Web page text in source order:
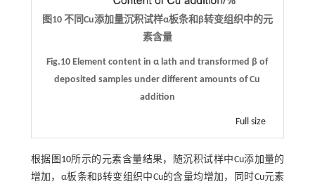
图10 不同Cu添加量沉积试样α板条和β转变组织中的元
素含量
Fig.10 Element content in α lath and transformed β of
deposited samples under different amounts of Cu
addition
Full size
根据 图10所示的元素含量结果，随沉积试样中Cu添加量的
增加，α板条和β转变组织中Cu的含量均增加，同时Cu元素